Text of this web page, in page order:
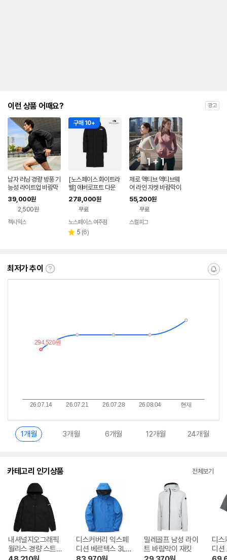
이런 상품 어때요? 광고
남자 러닝 경량 방풍 기
능성 라이트업 바람막
이
39,000원
2,500원
젝시믹스
구매 10+
[노스페이스 화이트라
벨] 에버로프트 다운
코트 (RDS) BLK NC1
DR50J
278,000원
무료
노스페이스 여주점
별 5 리
(6)
제로 액티브 액티브웨
어 라인 자켓 바람막이
점퍼 1+1 요가자켓
55,200원
무료
스컬피그
최저가 추이
최
알
1개월 3개월 6개월 12개월 24개월
카테고리 인기상품 전체보기
내셔널지오그래픽
월리스 경량 스트레
치 바람막이 점퍼 N
디스커버리 익스페
디션 베르텍스 3L
고어텍스 자켓 DM
밀레골프 남성 라이
트 바람막이 재킷
디스
디션
튼